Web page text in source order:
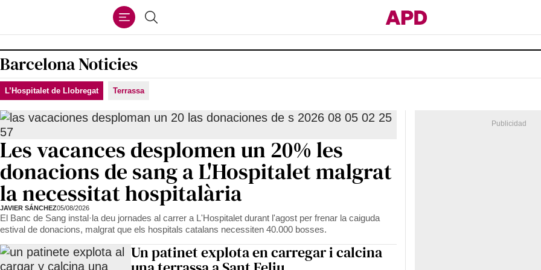
Cercar
Barcelona Noticies
L’Hospitalet de Llobregat Terrassa
Les vacances desplomen un 20% les
donacions de sang a L'Hospitalet malgrat
la necessitat hospitalària
JAVIER SÁNCHEZ05/08/2026
El Banc de Sang instal·la deu jornades al carrer a L'Hospitalet durant l'agost per frenar la caiguda
estival de donacions, malgrat que els hospitals catalans necessiten 40.000 bosses.
Un patinet explota en carregar i calcina